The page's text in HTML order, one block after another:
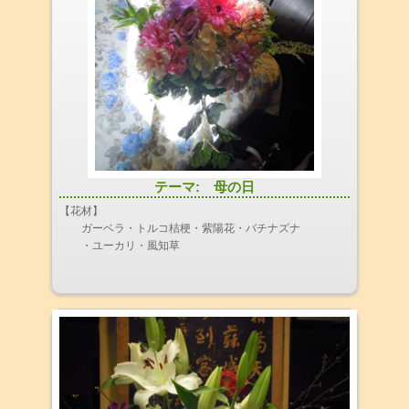
テーマ: 母の日
【花材】
ガーベラ・トルコ桔梗・紫陽花・バチナズナ
・ユーカリ・風知草